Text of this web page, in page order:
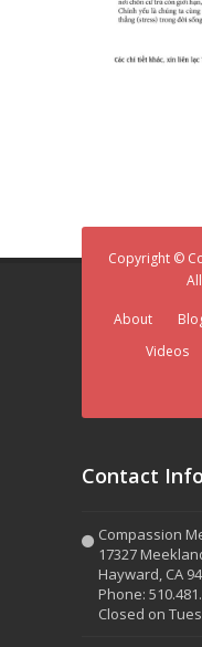
Copyright ©
About
Videos
Contact Info
Compassion
17327
Hayward, CA
Phone:
Closed on